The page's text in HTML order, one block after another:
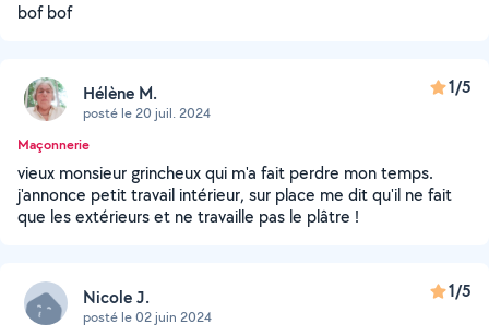
bof bof
Hélène M.
posté le 20 juil. 2024
1/5
Maçonnerie
vieux monsieur grincheux qui m'a fait perdre mon temps.
j'annonce petit travail intérieur, sur place me dit qu'il ne fait
que les extérieurs et ne travaille pas le plâtre !
Nicole J.
posté le 02 juin 2024
1/5